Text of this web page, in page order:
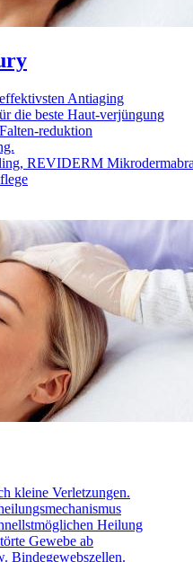
Antiaging
die beste Haut-verjüngung
reduktion
REVIDERM
kleine Verletzungen.
Heilung
Gewebe ab
Bindegewebszellen.